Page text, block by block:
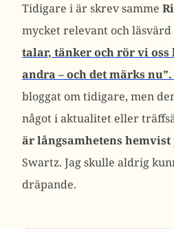
Tidigare i är skrev samme
mycket relevant och
talar, tänker och rör vi oss
andra – och det märks nu”.
bloggat om tidigare, men
något i aktualitet eller
är långsamhetens hemvist
Swartz. Jag skulle aldrig
dräpande.